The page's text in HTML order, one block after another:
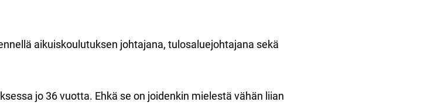
aikuiskoulutuksen johtajana, tulosaluejohtajana sekä
jo 36 vuotta. Ehkä se on joidenkin mielestä vähän liian